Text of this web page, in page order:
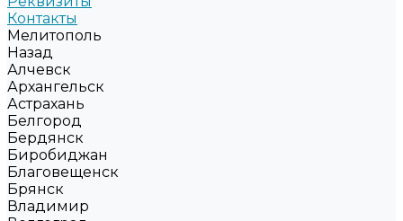
Контакты
Мелитополь
Назад
Алчевск
Архангельск
Астрахань
Белгород
Бердянск
Биробиджан
Благовещенск
Брянск
Владимир